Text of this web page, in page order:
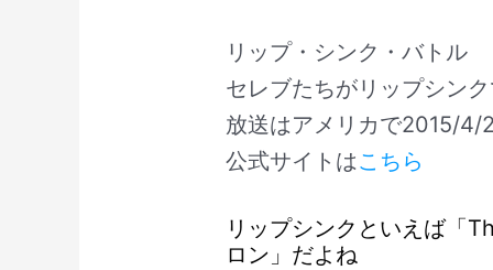
リップ・シンク・バトル
セレブたちがリップシン
放送はアメリカで2015/4/
公式サイトはこちら
リップシンクといえば「
ロン」だよね